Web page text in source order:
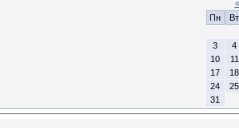
«
Пн
Вт
3
4
10
11
17
18
24
25
31